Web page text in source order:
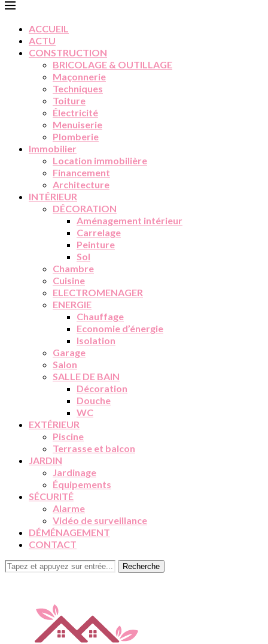
ACCUEIL
ACTU
CONSTRUCTION
BRICOLAGE & OUTILLAGE
Maçonnerie
Techniques
Toiture
Électricité
Menuiserie
Plomberie
Immobilier
Location immobilière
Financement
Architecture
INTÉRIEUR
DÉCORATION
Aménagement intérieur
Carrelage
Peinture
Sol
Chambre
Cuisine
ELECTROMENAGER
ENERGIE
Chauffage
Economie d’énergie
Isolation
Garage
Salon
SALLE DE BAIN
Décoration
Douche
WC
EXTÉRIEUR
Piscine
Terrasse et balcon
JARDIN
Jardinage
Équipements
SÉCURITÉ
Alarme
Vidéo de surveillance
DÉMÉNAGEMENT
CONTACT
Recherche